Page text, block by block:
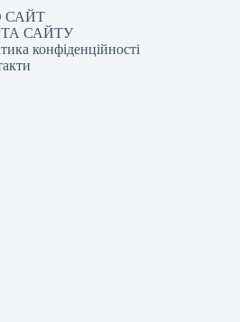
САЙТ
САЙТУ
конфіденційності